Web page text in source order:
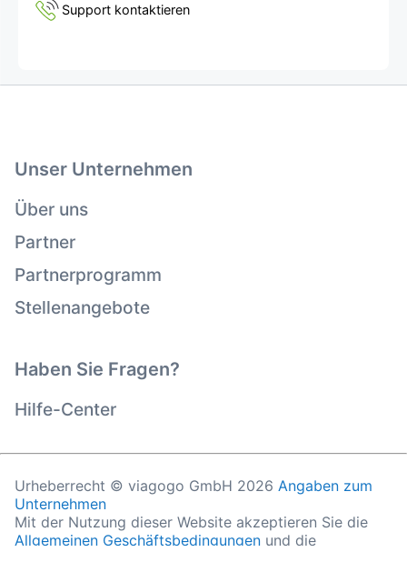
Support kontaktieren
Unser Unternehmen
Über uns
Partner
Partnerprogramm
Stellenangebote
Haben Sie Fragen?
Hilfe-Center
Urheberrecht © viagogo GmbH 2026 Angaben zum
Unternehmen
Mit der Nutzung dieser Website akzeptieren Sie die
Allgemeinen Geschäftsbedingungen und die